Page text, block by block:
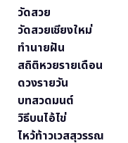
วัดสวย
วัดสวยเชียงใหม่
ทำนายฝัน
สถิติหวยรายเดือน
ดวงรายวัน
บทสวดมนต์
วิธีบนไอ้ไข่
ไหว้ท้าวเวสสุวรรณ